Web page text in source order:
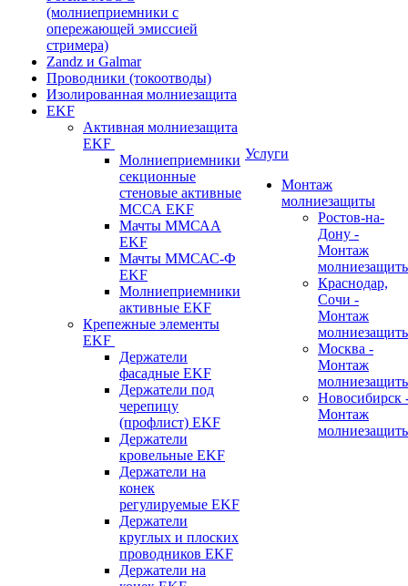
(молниеприемники с
опережающей эмиссией
стримера)
Zandz и Galmar
Проводники (токоотводы)
Изолированная молниезащита
EKF
Активная молниезащита
EKF
Молниеприемники
секционные
стеновые активные
МССА EKF
Мачты ММСАА
EKF
Мачты ММСАС-Ф
EKF
Молниеприемники
активные EKF
Крепежные элементы
EKF
Держатели
фасадные EKF
Держатели под
черепицу
(профлист) EKF
Держатели
кровельные EKF
Держатели на
конек
регулируемые EKF
Держатели
круглых и плоских
проводников EKF
Держатели на
Услуги
Монтаж
молниезащиты
Ростов-на-
Дону -
Монтаж
Краснодар,
Сочи -
Монтаж
Москва -
Монтаж
Новосибирск
Монтаж